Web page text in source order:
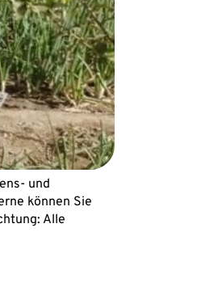
und
können Sie
Alle